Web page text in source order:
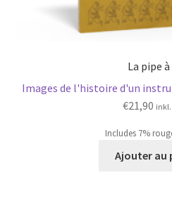
La pipe
Images de l'histoire d'un
€21,90
Includes 7%
Ajouter au